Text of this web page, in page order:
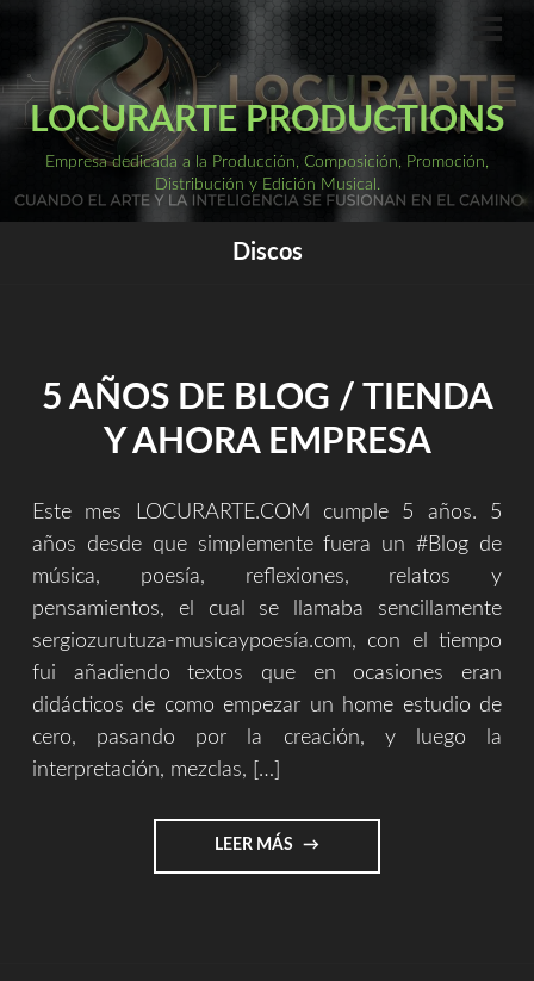
contenido
LOCURARTE PRODUCTIONS
Empresa dedicada a la Producción, Composición, Promoción,
Distribución y Edición Musical.
Discos
5 AÑOS DE BLOG / TIENDA
Y AHORA EMPRESA
Este mes LOCURARTE.COM cumple 5 años. 5
años desde que simplemente fuera un #Blog de
música, poesía, reflexiones, relatos y
pensamientos, el cual se llamaba sencillamente
sergiozurutuza-musicaypoesía.com, con el tiempo
fui añadiendo textos que en ocasiones eran
didácticos de como empezar un home estudio de
cero, pasando por la creación, y luego la
interpretación, mezclas, […]
LEER MÁS "5
AÑOS